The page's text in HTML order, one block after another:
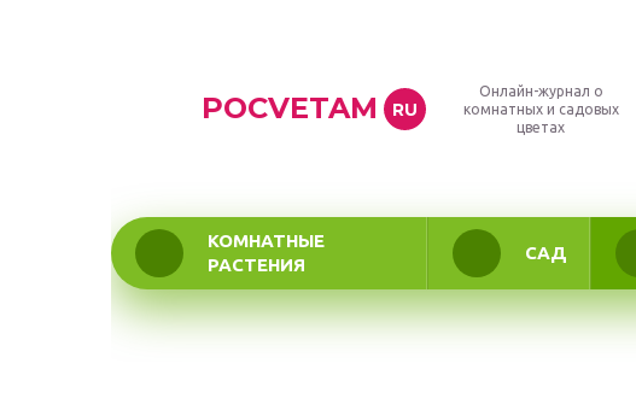
POCVETAM RU
Онлайн-журнал о
комнатных и садовых
цветах
КОМНАТНЫЕ
РАСТЕНИЯ
САД